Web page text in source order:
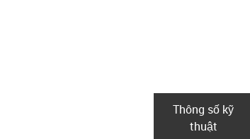
Thông số kỹ
thuật